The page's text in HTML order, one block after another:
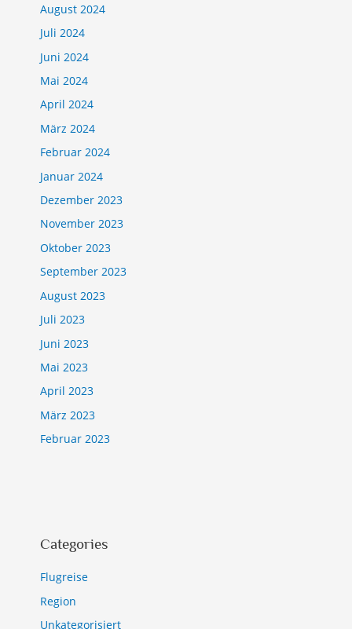
August 2024
Juli 2024
Juni 2024
Mai 2024
April 2024
März 2024
Februar 2024
Januar 2024
Dezember 2023
November 2023
Oktober 2023
September 2023
August 2023
Juli 2023
Juni 2023
Mai 2023
April 2023
März 2023
Februar 2023
Categories
Flugreise
Region
Unkategorisiert